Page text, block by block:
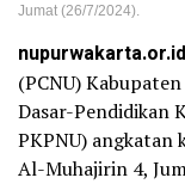
Jumat (26/7/2024).
(PCNU)
Dasar-Pendidikan
PKPNU) angkatan
Al-Muhajirin 4,